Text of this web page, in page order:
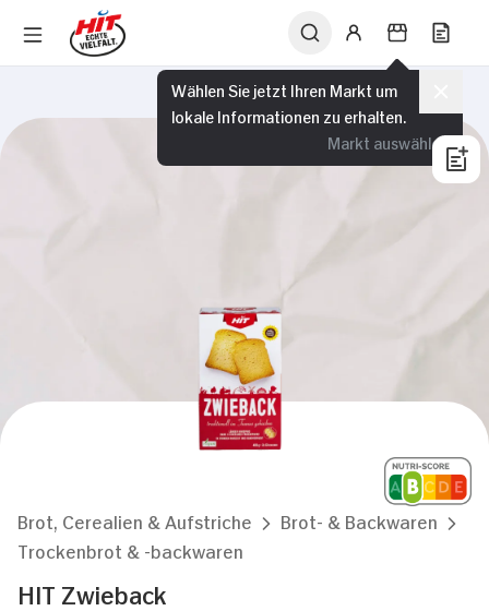
Wählen Sie jetzt Ihren Markt um
lokale Informationen zu erhalten.
Markt auswählen
Brot, Cerealien & Aufstriche
Brot- & Backwaren
Trockenbrot & -backwaren
HIT Zwieback